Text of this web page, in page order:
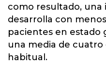
como resultado, una
desarrolla con
pacientes en estado
una media de cuatro
habitual.